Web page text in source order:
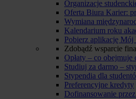
Organizacje
Oferta Biura Karier:
Wymiana
Kalendarium roku
Pobierz aplikację Mój
Zdobądź wsparcie
Opłaty – co obejmuje
Studiuj za darmo –
Stypendia dla
Preferencyjne kredyty
Dofinansowanie